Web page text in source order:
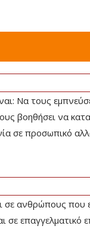
Να τους
βοηθήσει να
σε προσωπικό
σε ανθρώπους που
σε επαγγελματικό